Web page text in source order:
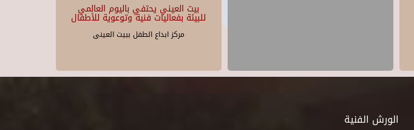
بيت العيني يحتفي باليوم العالمي
للبيئة بفعاليات فنية وتوعوية للأطفال
مركز ابداع الطفل ببيت العينى
الورش الفنية